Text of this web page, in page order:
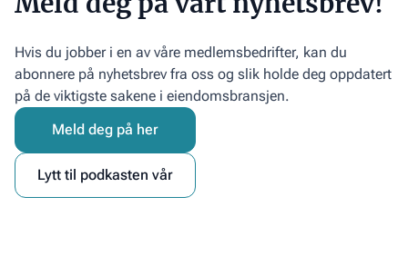
Hvis du jobber i en av våre medlemsbedrifter, kan du
abonnere på nyhetsbrev fra oss og slik holde deg oppdatert
på de viktigste sakene i eiendomsbransjen.
Meld deg på her
Lytt til podkasten vår